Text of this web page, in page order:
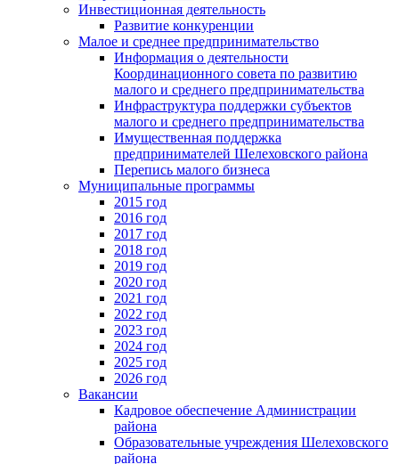
Инвестиционная деятельность
Развитие конкуренции
Малое и среднее предпринимательство
Информация о деятельности
Координационного совета по развитию
малого и среднего предпринимательства
Инфраструктура поддержки субъектов
малого и среднего предпринимательства
Имущественная поддержка
предпринимателей Шелеховского района
Перепись малого бизнеса
Муниципальные программы
2015 год
2016 год
2017 год
2018 год
2019 год
2020 год
2021 год
2022 год
2023 год
2024 год
2025 год
2026 год
Вакансии
Кадровое обеспечение Администрации
района
Образовательные учреждения Шелеховского
района